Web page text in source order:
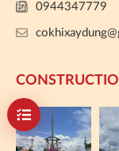
0944347779